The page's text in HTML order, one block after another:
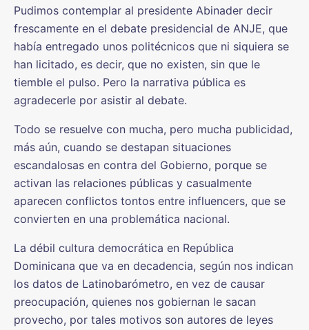
Pudimos contemplar al presidente Abinader decir
frescamente en el debate presidencial de ANJE, que
había entregado unos politécnicos que ni siquiera se
han licitado, es decir, que no existen, sin que le
tiemble el pulso. Pero la narrativa pública es
agradecerle por asistir al debate.
Todo se resuelve con mucha, pero mucha publicidad,
más aún, cuando se destapan situaciones
escandalosas en contra del Gobierno, porque se
activan las relaciones públicas y casualmente
aparecen conflictos tontos entre influencers, que se
convierten en una problemática nacional.
La débil cultura democrática en República
Dominicana que va en decadencia, según nos indican
los datos de Latinobarómetro, en vez de causar
preocupación, quienes nos gobiernan le sacan
provecho, por tales motivos son autores de leyes